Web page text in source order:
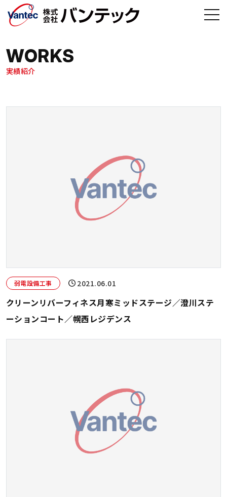
メインコンテンツへ移動
WORKS
実績紹介
弱電設備工事 2021.06.01
クリーンリバーフィネス月寒ミッドステージ／澄川ステ
ーションコート／幌西レジデンス